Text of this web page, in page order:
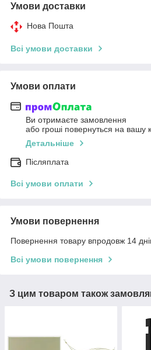
Умови доставки
Нова Пошта
Всі умови доставки
Умови оплати
Ви отримаєте замовлення
або гроші повернуться на вашу
Детальніше
Післяплата
Всі умови оплати
Умови повернення
Повернення товару впродовж 14
Всі умови повернення
З цим товаром також